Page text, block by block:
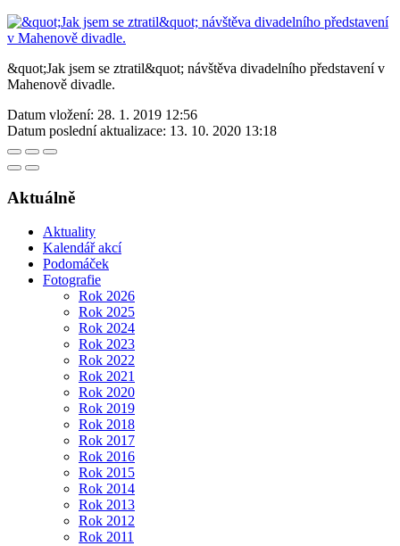
&quot;Jak jsem se ztratil&quot; návštěva divadelního představení v
Mahenově divadle.
Datum vložení: 28. 1. 2019 12:56
Datum poslední aktualizace: 13. 10. 2020 13:18
Aktuálně
Aktuality
Kalendář akcí
Podomáček
Fotografie
Rok 2026
Rok 2025
Rok 2024
Rok 2023
Rok 2022
Rok 2021
Rok 2020
Rok 2019
Rok 2018
Rok 2017
Rok 2016
Rok 2015
Rok 2014
Rok 2013
Rok 2012
Rok 2011